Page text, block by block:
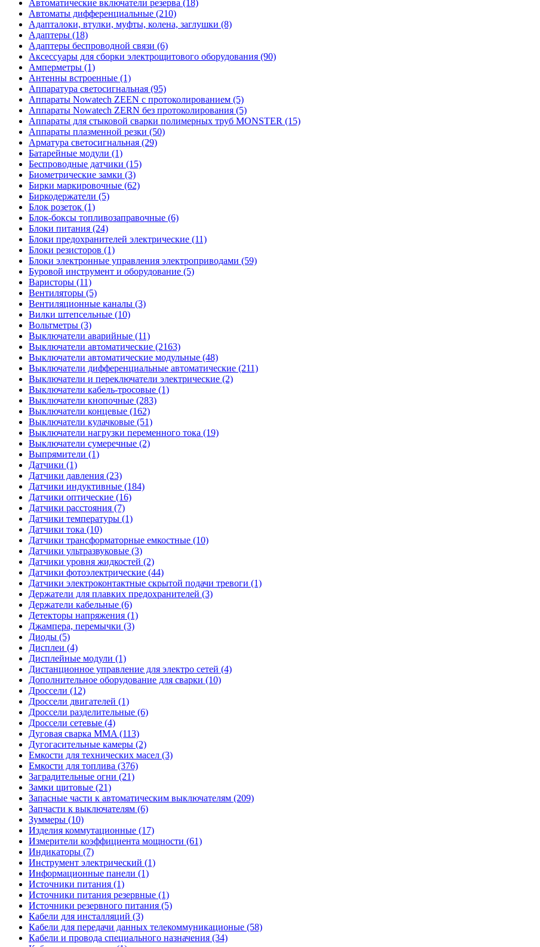
Автоматические включатели резерва (18)
Автоматы дифференциальные (210)
Адапталоки, втулки, муфты, колена, заглушки (8)
Адаптеры (18)
Адаптеры беспроводной связи (6)
Аксессуары для сборки электрощитового оборудования (90)
Амперметры (1)
Антенны встроенные (1)
Аппаратура светосигнальная (95)
Аппараты Nowatech ZEEN c протоколированием (5)
Аппараты Nowatech ZERN без протоколирования (5)
Аппараты для стыковой сварки полимерных труб MONSTER (15)
Аппараты плазменной резки (50)
Арматура светосигнальная (29)
Батарейные модули (1)
Беспроводные датчики (15)
Биометрические замки (3)
Бирки маркировочные (62)
Биркодержатели (5)
Блок розеток (1)
Блок-боксы топливозаправочные (6)
Блоки питания (24)
Блоки предохранителей электрические (11)
Блоки резисторов (1)
Блоки электронные управления электроприводами (59)
Буровой инструмент и оборудование (5)
Варисторы (11)
Вентиляторы (5)
Вентиляционные каналы (3)
Вилки штепсельные (10)
Вольтметры (3)
Выключатели аварийные (11)
Выключатели автоматические (2163)
Выключатели автоматические модульные (48)
Выключатели дифференциальные автоматические (211)
Выключатели и переключатели электрические (2)
Выключатели кабель-тросовые (1)
Выключатели кнопочные (283)
Выключатели концевые (162)
Выключатели кулачковые (51)
Выключатели нагрузки переменного тока (19)
Выключатели сумеречные (2)
Выпрямители (1)
Датчики (1)
Датчики давления (23)
Датчики индуктивные (184)
Датчики оптические (16)
Датчики расстояния (7)
Датчики температуры (1)
Датчики тока (10)
Датчики трансформаторные емкостные (10)
Датчики ультразвуковые (3)
Датчики уровня жидкостей (2)
Датчики фотоэлектрические (44)
Датчики электроконтактные скрытой подачи тревоги (1)
Держатели для плавких предохранителей (3)
Держатели кабельные (6)
Детекторы напряжения (1)
Джампера, перемычки (3)
Диоды (5)
Дисплеи (4)
Дисплейные модули (1)
Дистанционное управление для электро сетей (4)
Дополнительное оборудование для сварки (10)
Дроссели (12)
Дроссели двигателей (1)
Дроссели разделительные (6)
Дроссели сетевые (4)
Дуговая сварка MMA (113)
Дугогасительные камеры (2)
Емкости для технических масел (3)
Емкости для топлива (376)
Заградительные огни (21)
Замки щитовые (21)
Запасные части к автоматическим выключателям (209)
Запчасти к выключателям (6)
Зуммеры (10)
Изделия коммутационные (17)
Измерители коэффициента мощности (61)
Индикаторы (7)
Инструмент электрический (1)
Информационные панели (1)
Источники питания (1)
Источники питания резервные (1)
Источники резервного питания (5)
Кабели для инсталляций (3)
Кабели для передачи данных телекоммуникационые (58)
Кабели и провода специального назначения (34)